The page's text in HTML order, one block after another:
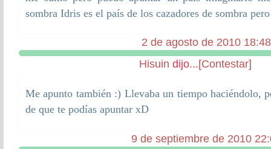
sombra Idris es el país de los cazadores de sombra
2 de agosto de 2010 18:48
Hisuin dijo...[Contestar]
Me apunto también :) Llevaba un tiempo haciéndolo,
de que te podías apuntar xD
9 de septiembre de 2010